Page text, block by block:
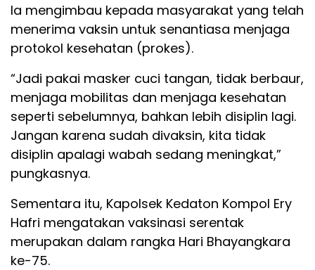
Ia mengimbau kepada masyarakat yang telah
menerima vaksin untuk senantiasa menjaga
protokol kesehatan (prokes).
“Jadi pakai masker cuci tangan, tidak berbaur,
menjaga mobilitas dan menjaga kesehatan
seperti sebelumnya, bahkan lebih disiplin lagi.
Jangan karena sudah divaksin, kita tidak
disiplin apalagi wabah sedang meningkat,”
pungkasnya.
Sementara itu, Kapolsek Kedaton Kompol Ery
Hafri mengatakan vaksinasi serentak
merupakan dalam rangka Hari Bhayangkara
ke-75.